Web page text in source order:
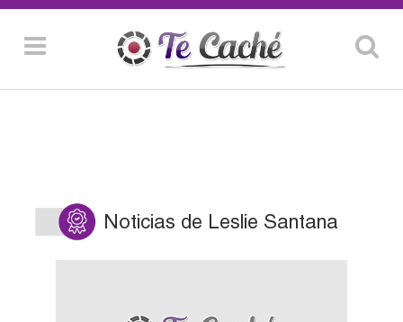
Noticias de Leslie Santana